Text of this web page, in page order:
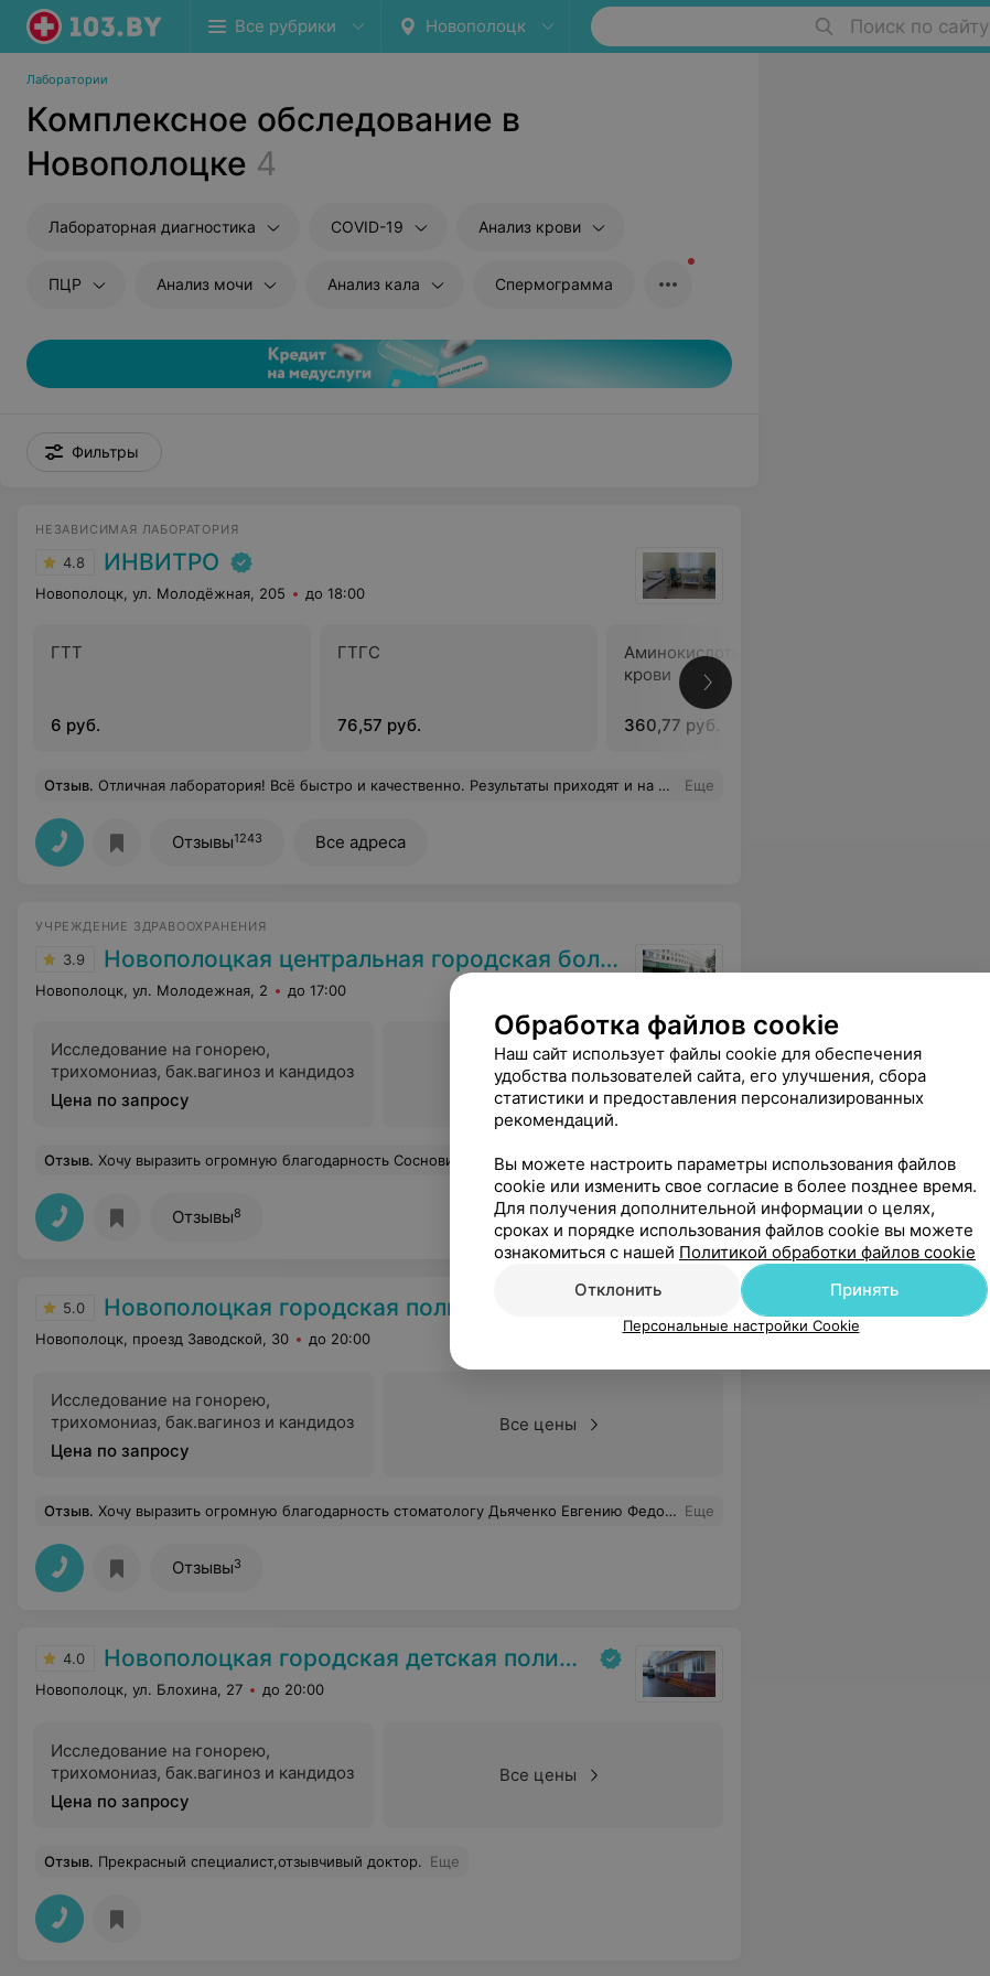
Все рубрики Новополоцк Поиск по сайту
Лаборатории
Комплексное обследование в
Новополоцке 4
Лабораторная диагностика COVID-19 Анализ крови
ПЦР Анализ мочи Анализ кала Спермограмма
Фильтры
НЕЗАВИСИМАЯ ЛАБОРАТОРИЯ
4.8 ИНВИТРО
Новополоцк, ул. Молодёжная, 205 до 18:00
ГТТ
6 руб.
ГТГС
76,57 руб.
Аминокислоты в плазме
крови
360,77 руб.
Отзыв. Отличная лаборатория! Всё быстро и качественно. Результаты приходят и на почту и в вайбере. Еще
Отзывы1243 Все адреса
УЧРЕЖДЕНИЕ ЗДРАВООХРАНЕНИЯ
3.9 Новополоцкая центральная городская больница
Новополоцк, ул. Молодежная, 2 до 17:00
Исследование на гонорею,
трихомониаз, бак.вагиноз и кандидоз
Цена по запросу
Все цены
Отзыв. Хочу выразить огромную благодарность Сосновик Светлане Николаевне. Огромное вам спасибо мне стало намного легче. Еще
Отзывы8
5.0 Новополоцкая городская поликлиника №4
Новополоцк, проезд Заводской, 30 до 20:00
Исследование на гонорею,
трихомониаз, бак.вагиноз и кандидоз
Цена по запросу
Все цены
Отзыв. Хочу выразить огромную благодарность стоматологу Дьяченко Евгению Федоровичу за чуткое отношение и высокий профессионализм! Лечение прошло абсолютно без боли и страха. Очень рада, что попала именно в ваши золотые руки. Обязательно буду рекомендовать вас своим близким!» Еще
Отзывы3
4.0 Новополоцкая городская детская поликлиника
Новополоцк, ул. Блохина, 27 до 20:00
Исследование на гонорею,
трихомониаз, бак.вагиноз и кандидоз
Цена по запросу
Все цены
Отзыв. Прекрасный специалист,отзывчивый доктор. Еще
Обработка файлов cookie
Наш сайт использует файлы cookie для обеспечения
удобства пользователей сайта, его улучшения, сбора
статистики и предоставления персонализированных
рекомендаций.
Вы можете настроить параметры использования файлов
cookie или изменить свое согласие в более позднее время.
Для получения дополнительной информации о целях,
сроках и порядке использования файлов cookie вы можете
ознакомиться с нашей Политикой обработки файлов cookie
Отклонить
Принять
Персональные настройки Cookie